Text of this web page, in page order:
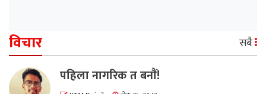
विचार सबै
पहिला नागरिक त बनाैं!